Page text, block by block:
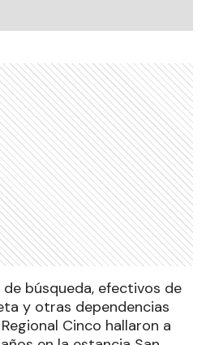
búsqueda, efectivos de
y otras dependencias
Cinco hallaron a